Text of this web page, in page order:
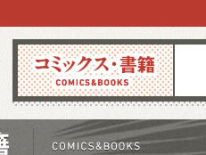
コミックス 雑誌